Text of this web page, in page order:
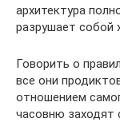
архитектура
разрушает собой
Говорить о
все они
отношением
часовню